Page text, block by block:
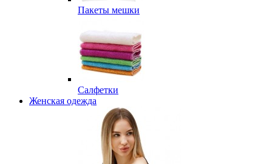
Пакеты мешки
Салфетки
Женская одежда